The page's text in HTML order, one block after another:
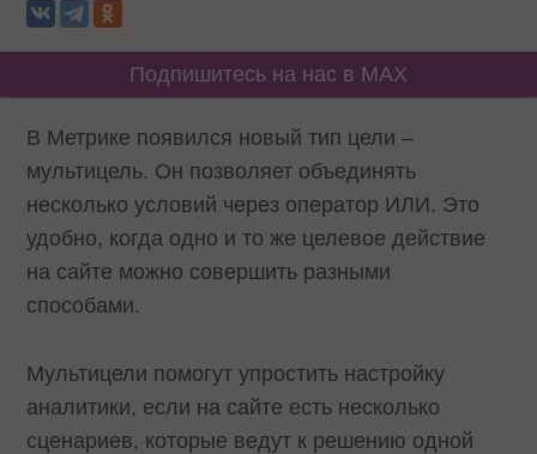
Подпишитесь на нас в MAX
В Метрике появился новый тип цели –
мультицель. Он позволяет объединять
несколько условий через оператор ИЛИ. Это
удобно, когда одно и то же целевое действие
на сайте можно совершить разными
способами.
Мультицели помогут упростить настройку
аналитики, если на сайте есть несколько
сценариев, которые ведут к решению одной